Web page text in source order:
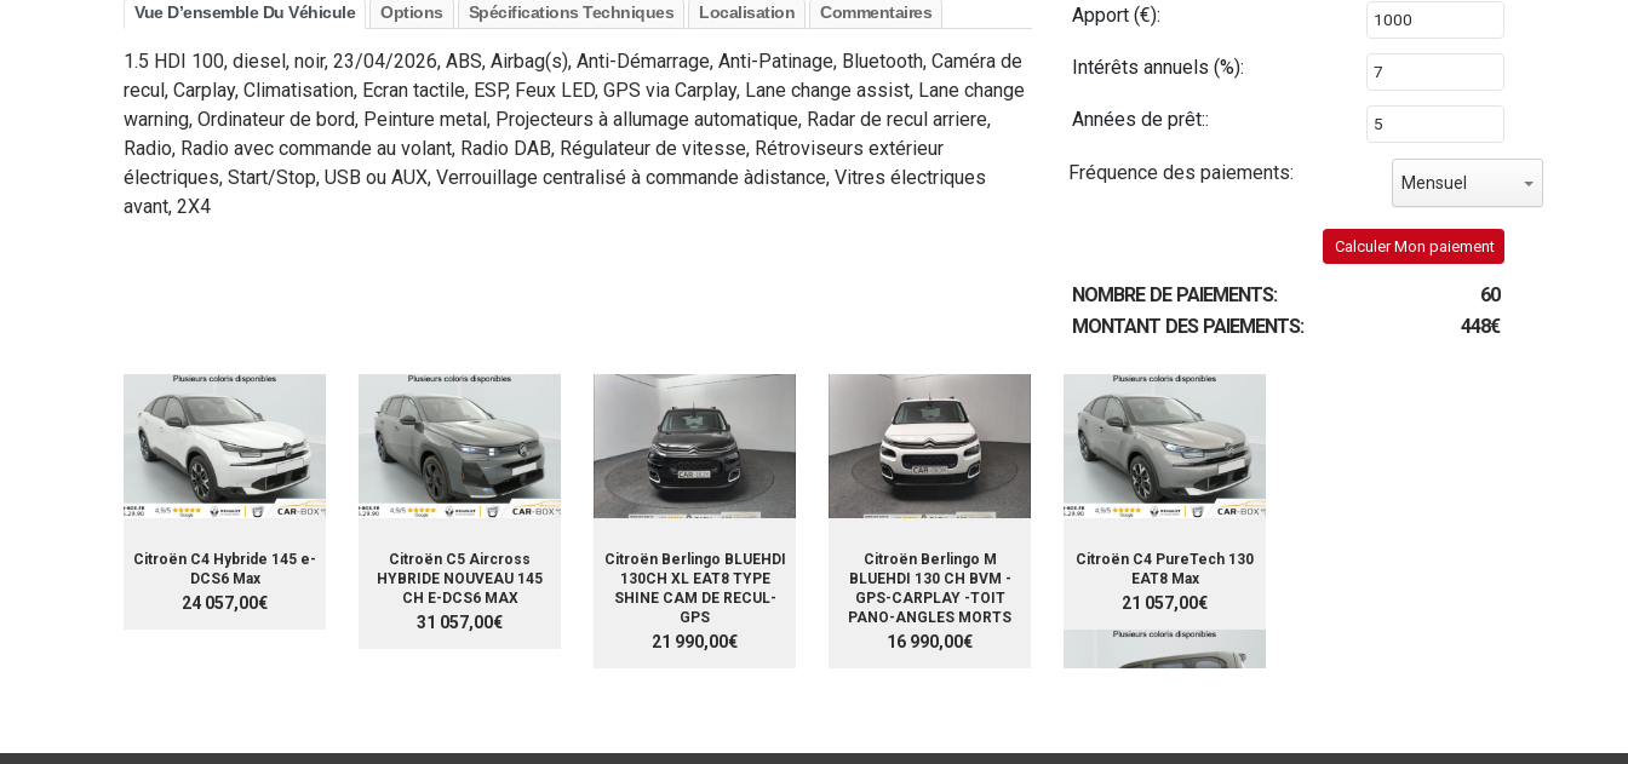
Vue D’ensemble Du Véhicule Options Spécifications Techniques Localisation Commentaires
1.5 HDI 100, diesel, noir, 23/04/2026, ABS, Airbag(s), Anti-Démarrage, Anti-Patinage, Bluetooth, Caméra de
recul, Carplay, Climatisation, Ecran tactile, ESP, Feux LED, GPS via Carplay, Lane change assist, Lane change
warning, Ordinateur de bord, Peinture metal, Projecteurs à allumage automatique, Radar de recul arriere,
Radio, Radio avec commande au volant, Radio DAB, Régulateur de vitesse, Rétroviseurs extérieur
électriques, Start/Stop, USB ou AUX, Verrouillage centralisé à commande àdistance, Vitres électriques
avant, 2X4
Apport (€):
Intérêts annuels (%):
Années de prêt::
Fréquence des paiements: Mensuel
Calculer Mon paiement
NOMBRE DE PAIEMENTS:
60
MONTANT DES PAIEMENTS:
448€
Citroën C4 Hybride 145 e-
DCS6 Max
24 057,00€
Citroën C5 Aircross
HYBRIDE NOUVEAU 145
CH E-DCS6 MAX
31 057,00€
Citroën Berlingo BLUEHDI
130CH XL EAT8 TYPE
SHINE CAM DE RECUL-
GPS
21 990,00€
Citroën Berlingo M
BLUEHDI 130 CH BVM -
GPS-CARPLAY -TOIT
PANO-ANGLES MORTS
16 990,00€
Citroën C4 PureTech 130
EAT8 Max
21 057,00€